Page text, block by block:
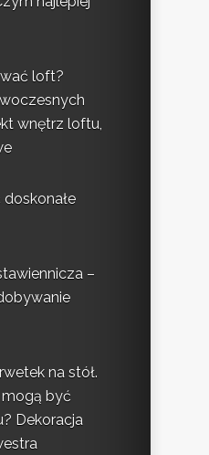
loft?
wnętrz loftu,
–
na stół.
być
Dekoracja